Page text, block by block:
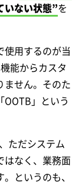
いない状態”を
使用するのが当
能からカスタ
ません。そのた
」という
ただシステム
はなく、業務面
というのも、